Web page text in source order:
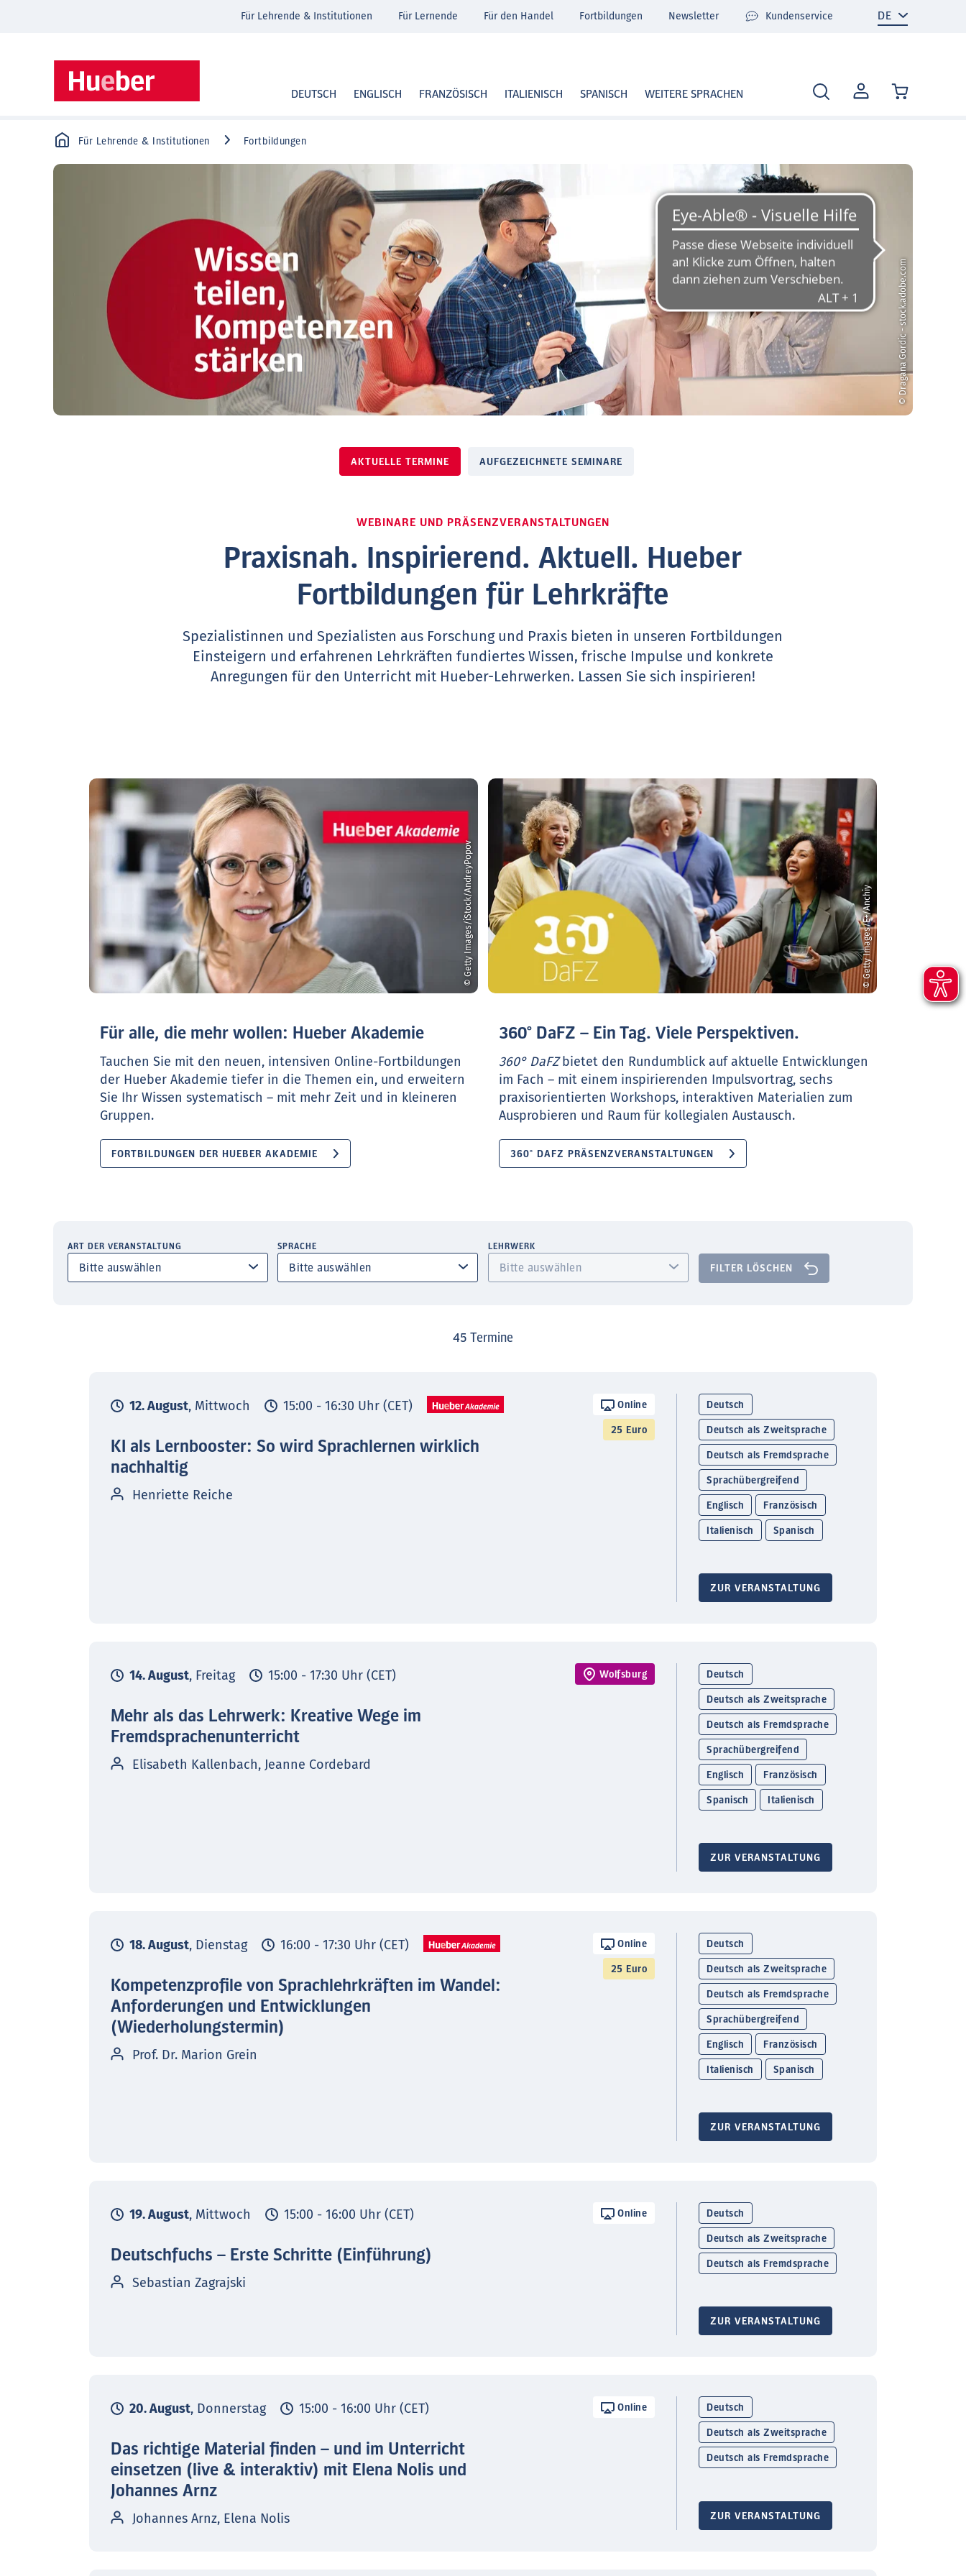
MEIN
KONTO
DEUTSCH ENGLISCH FRANZÖSISCH ITALIENISCH SPANISCH WEITERE SPRACHEN
Für Lehrende & Institutionen Für Lernende Für den Handel Fortbildungen Newsletter Kundenservice
Für Lehrende & Institutionen Fortbildungen
© Dragana Gordic - stock.adobe.com
AKTUELLE TERMINE AUFGEZEICHNETE SEMINARE
WEBINARE UND PRÄSENZVERANSTALTUNGEN
Praxisnah. Inspirierend. Aktuell. Hueber
Fortbildungen für Lehrkräfte
Spezialistinnen und Spezialisten aus Forschung und Praxis bieten in unseren Fortbildungen
Einsteigern und erfahrenen Lehrkräften fundiertes Wissen, frische Impulse und konkrete
Anregungen für den Unterricht mit Hueber-Lehrwerken. Lassen Sie sich inspirieren!
© Getty Images/iStock/AndreyPopov
Für alle, die mehr wollen: Hueber Akademie
Tauchen Sie mit den neuen, intensiven Online-Fortbildungen
der Hueber Akademie tiefer in die Themen ein, und erweitern
Sie Ihr Wissen systematisch – mit mehr Zeit und in kleineren
Gruppen.
FORTBILDUNGEN DER HUEBER AKADEMIE
© Getty Images/E+/Anchiy
360° DaFZ – Ein Tag. Viele Perspektiven.
360° DaFZbietet den Rundumblick auf aktuelle Entwicklungen
im Fach – mit einem inspirierenden Impulsvortrag, sechs
praxisorientierten Workshops, interaktiven Materialien zum
Ausprobieren und Raum für kollegialen Austausch.
360° DAFZ PRÄSENZVERANSTALTUNGEN
ART DER VERANSTALTUNG SPRACHE LEHRWERK
FILTER LÖSCHEN
45 Termine
12. August, Mittwoch 15:00 - 16:30 Uhr (CET) Online
25 Euro
KI als Lernbooster: So wird Sprachlernen wirklich
nachhaltig
Henriette Reiche
Deutsch
Deutsch als Zweitsprache
Deutsch als Fremdsprache
Sprachübergreifend
Englisch Französisch
Italienisch Spanisch
ZUR VERANSTALTUNG
14. August, Freitag 15:00 - 17:30 Uhr (CET) Wolfsburg
Mehr als das Lehrwerk: Kreative Wege im
Fremdsprachenunterricht
Elisabeth Kallenbach, Jeanne Cordebard
Deutsch
Deutsch als Zweitsprache
Deutsch als Fremdsprache
Sprachübergreifend
Englisch Französisch
Spanisch Italienisch
ZUR VERANSTALTUNG
18. August, Dienstag 16:00 - 17:30 Uhr (CET) Online
25 Euro
Kompetenzprofile von Sprachlehrkräften im Wandel:
Anforderungen und Entwicklungen
(Wiederholungstermin)
Prof. Dr. Marion Grein
Deutsch
Deutsch als Zweitsprache
Deutsch als Fremdsprache
Sprachübergreifend
Englisch Französisch
Italienisch Spanisch
ZUR VERANSTALTUNG
19. August, Mittwoch 15:00 - 16:00 Uhr (CET) Online
Deutschfuchs – Erste Schritte (Einführung)
Sebastian Zagrajski
Deutsch
Deutsch als Zweitsprache
Deutsch als Fremdsprache
ZUR VERANSTALTUNG
20. August, Donnerstag 15:00 - 16:00 Uhr (CET) Online
Das richtige Material finden – und im Unterricht
einsetzen (live & interaktiv) mit Elena Nolis und
Johannes Arnz
Johannes Arnz, Elena Nolis
Deutsch
Deutsch als Zweitsprache
Deutsch als Fremdsprache
ZUR VERANSTALTUNG